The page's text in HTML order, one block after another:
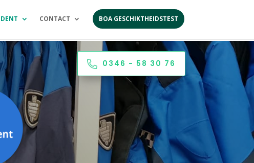
CONTACT BOA GESCHIKTHEIDSTEST
0346 - 58 30 76